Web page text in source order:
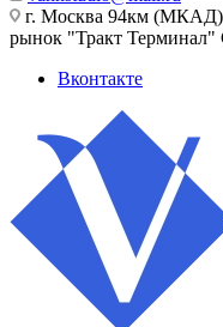
г. Москва 94км (МКАД)
рынок "Тракт Терминал"
Вконтакте